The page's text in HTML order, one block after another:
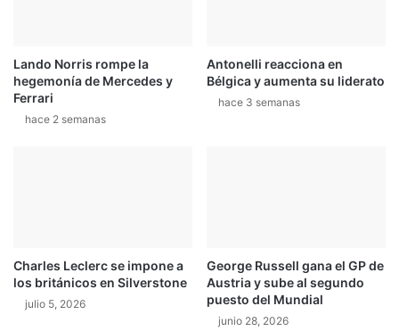
Lando Norris rompe la
hegemonía de Mercedes y
Ferrari
hace 2 semanas
Antonelli reacciona en
Bélgica y aumenta su liderato
hace 3 semanas
Charles Leclerc se impone a
los británicos en Silverstone
julio 5, 2026
George Russell gana el GP de
Austria y sube al segundo
puesto del Mundial
junio 28, 2026